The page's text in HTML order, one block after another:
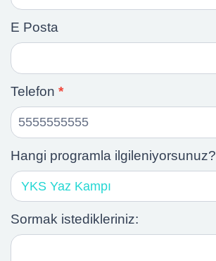
E Posta
Telefon *
Hangi programla ilgileniyorsunuz?
Sormak istedikleriniz: